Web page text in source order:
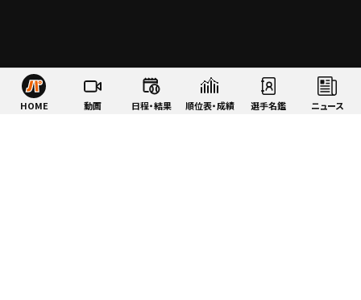
HOME 動画 日程・結果 順位表・成績 選手名鑑 ニュース